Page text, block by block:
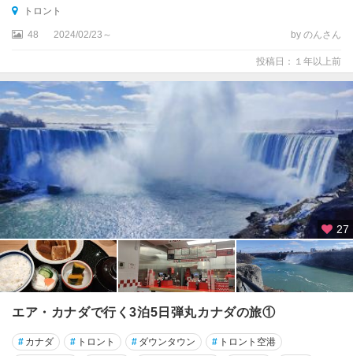
イ
ス
ン
・
タ
ウ
シ
ッ
プ
ス
周
辺
ウ
ィ
グ
トロント
48 2024/02/23～ by のんさん
投稿日：１年以上前
27
エア・カナダで行く3泊5日弾丸カナダの旅①
# カナダ # トロント # ダウンタウン # トロント空港